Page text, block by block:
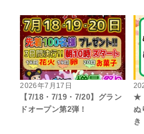
2026年7月17日
【7/18・7/19・7/20】グラン
ドオープン第2弾！
★
ぬ
き